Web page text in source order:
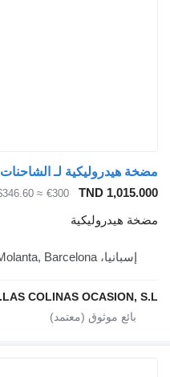
مضخة هيدروليكية لـ الشاحنات Mitsubishi CANTER 01/99 ->
TND 1,015.000
€300
≈ $346.60
مضخة هيدروليكية
إسبانيا، Sant Pere Molanta, Barcelona
LAS COLINAS OCASION, S.L.